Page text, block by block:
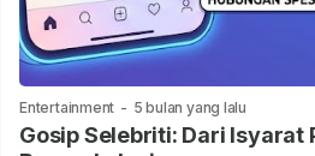
Entertainment - 5 bulan yang lalu
Gosip Selebriti: Dari Isyarat